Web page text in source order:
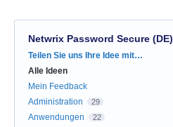
Netwrix Password Secure (DE)
Kategorien
Teilen Sie uns Ihre Idee mit…
Alle Ideen
Mein Feedback
Administration
29
Anwendungen 22